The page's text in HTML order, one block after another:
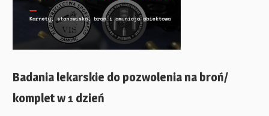
Badania lekarskie do pozwolenia na broń/
komplet w 1 dzień